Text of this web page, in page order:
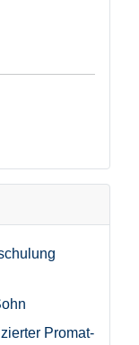
Promat-